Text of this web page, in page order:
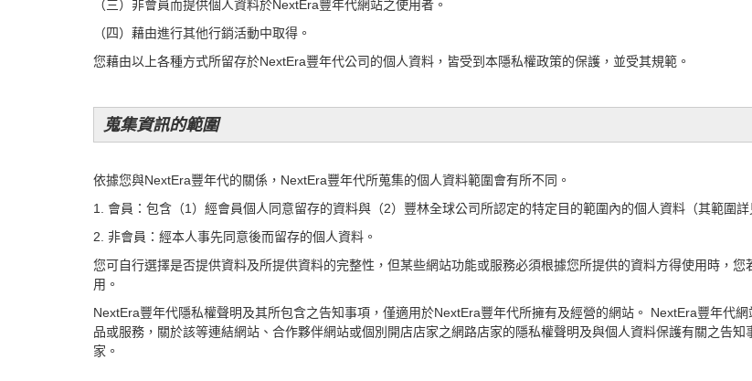
（三）非會員而提供個人資料於NextEra豐年代網站之使用者。
（四）藉由進行其他行銷活動中取得。
您藉由以上各種方式所留存於NextEra豐年代公司的個人資料，皆受到本隱私權政策的保護，並受其規範。
蒐集資訊的範圍
依據您與NextEra豐年代的關係，NextEra豐年代所蒐集的個人資料範圍會有所不同。
1. 會員：包含（1）經會員個人同意留存的資料與（2）豐林全球公司所認定的特定目的範圍內的個人資料（其範圍詳
2. 非會員：經本人事先同意後而留存的個人資料。
您可自行選擇是否提供資料及所提供資料的完整性，但某些網站功能或服務必須根據您所提供的資料方得使用時，
用。
NextEra豐年代隱私權聲明及其所包含之告知事項，僅適用於NextEra豐年代所擁有及經營的網站。 NextEra豐年代
品或服務，關於該等連結網站、合作夥伴網站或個別開店店家之網路店家的隱私權聲明及與個人資料保護有關之告
家。